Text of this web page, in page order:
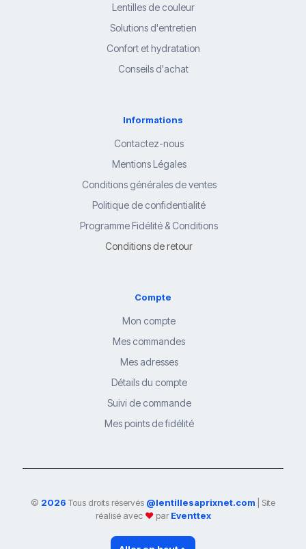
Lentilles de couleur
Solutions d'entretien
Confort et hydratation
Conseils d'achat
Informations
Contactez-nous
Mentions Légales
Conditions générales de ventes
Politique de confidentialité
Programme Fidélité & Conditions
Conditions de retour
Compte
Mon compte
Mes commandes
Mes adresses
Détails du compte
Suivi de commande
Mes points de fidélité
© 2026 Tous droits réservés @lentillesaprixnet.com | Site
réalisé avec ❤parEventtex